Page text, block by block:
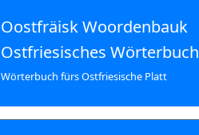
Oostfräisk Woordenbauk
Ostfriesisches Wörterbuch
Wörterbuch fürs Ostfriesische Platt